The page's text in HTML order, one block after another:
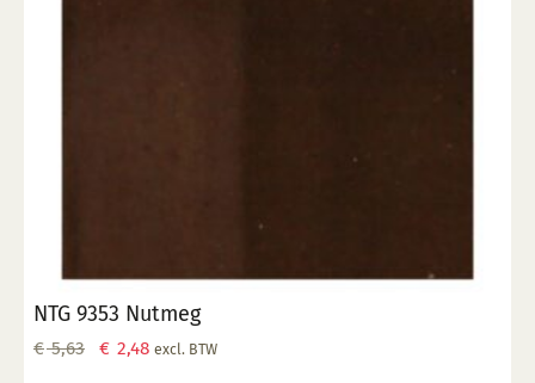
NTG 9353 Nutmeg
€5,63
Oorspronkelijke
€ 2,48Huidige
excl. BTW